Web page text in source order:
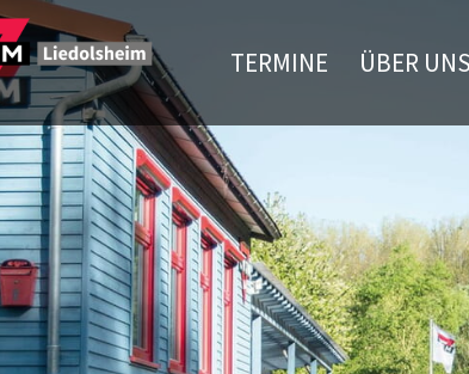
TERMINE ÜBER